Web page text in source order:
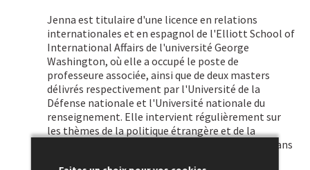
Jenna est titulaire d'une licence en relations
internationales et en espagnol de l'Elliott School of
International Affairs de l'université George
Washington, où elle a occupé le poste de
professeure associée, ainsi que de deux masters
délivrés respectivement par l'Université de la
Défense nationale et l'Université nationale du
renseignement. Elle intervient régulièrement sur
les thèmes de la politique étrangère et de la
sécurité nationale des États-Unis et a été citée dans